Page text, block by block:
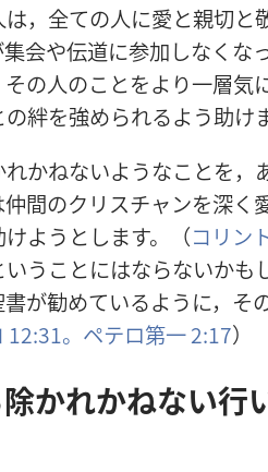
は， 全ての人に愛と親切と
集会や伝道に参加しなくな
の人のことをより一層気
の絆を強められるよう助け
れかねないようなことを，
仲間のクリスチャンを深く
けようとします。（コリン
うことにはならないかも
書が勧めているように，そ
。 ペテロ第一2:17）
除かれかねない行